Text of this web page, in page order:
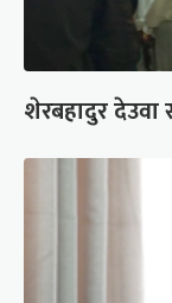
शेरबहादुर